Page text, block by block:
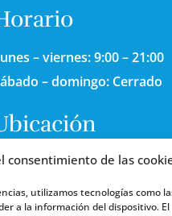
consentimiento de las
utilizamos tecnologías como
a la información del dispositivo. El
– viernes: 9:00 – 21:00
– domingo: Cerrado
Vitoria 23, 4º C
Burgos, España